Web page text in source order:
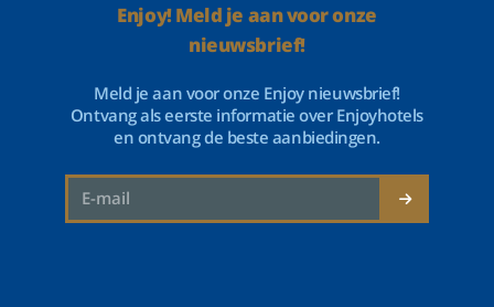
Enjoy! Meld je aan voor onze
nieuwsbrief!
Meld je aan voor onze Enjoy nieuwsbrief!
Ontvang als eerste informatie over Enjoyhotels
en ontvang de beste aanbiedingen.